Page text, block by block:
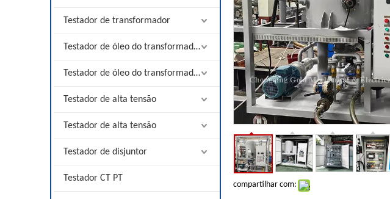
Testador de transformador
Testador de óleo do transformador
Testador de óleo do transformador
Testador de alta tensão
Testador de alta tensão
Testador de disjuntor
Testador CT PT
compartilhar com: